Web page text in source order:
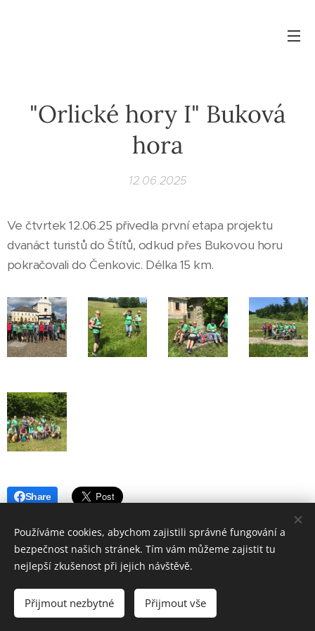
"Orlické hory I" Buková
hora
12.06.2025
Ve čtvrtek 12.06.25 přivedla první etapa projektu
dvanáct turistů do Štítů, odkud přes Bukovou horu
pokračovali do Čenkovic. Délka 15 km.
Share
© 2019 Hostinec u nádraží Červenka | Všechna práva vyhrazena
Vytvořeno službouWebnode
Používáme cookies, abychom zajistili správné fungování a
bezpečnost našich stránek. Tím vám můžeme zajistit tu
nejlepší zkušenost při jejich návštěvě.
Přijmout nezbytné Přijmout vše